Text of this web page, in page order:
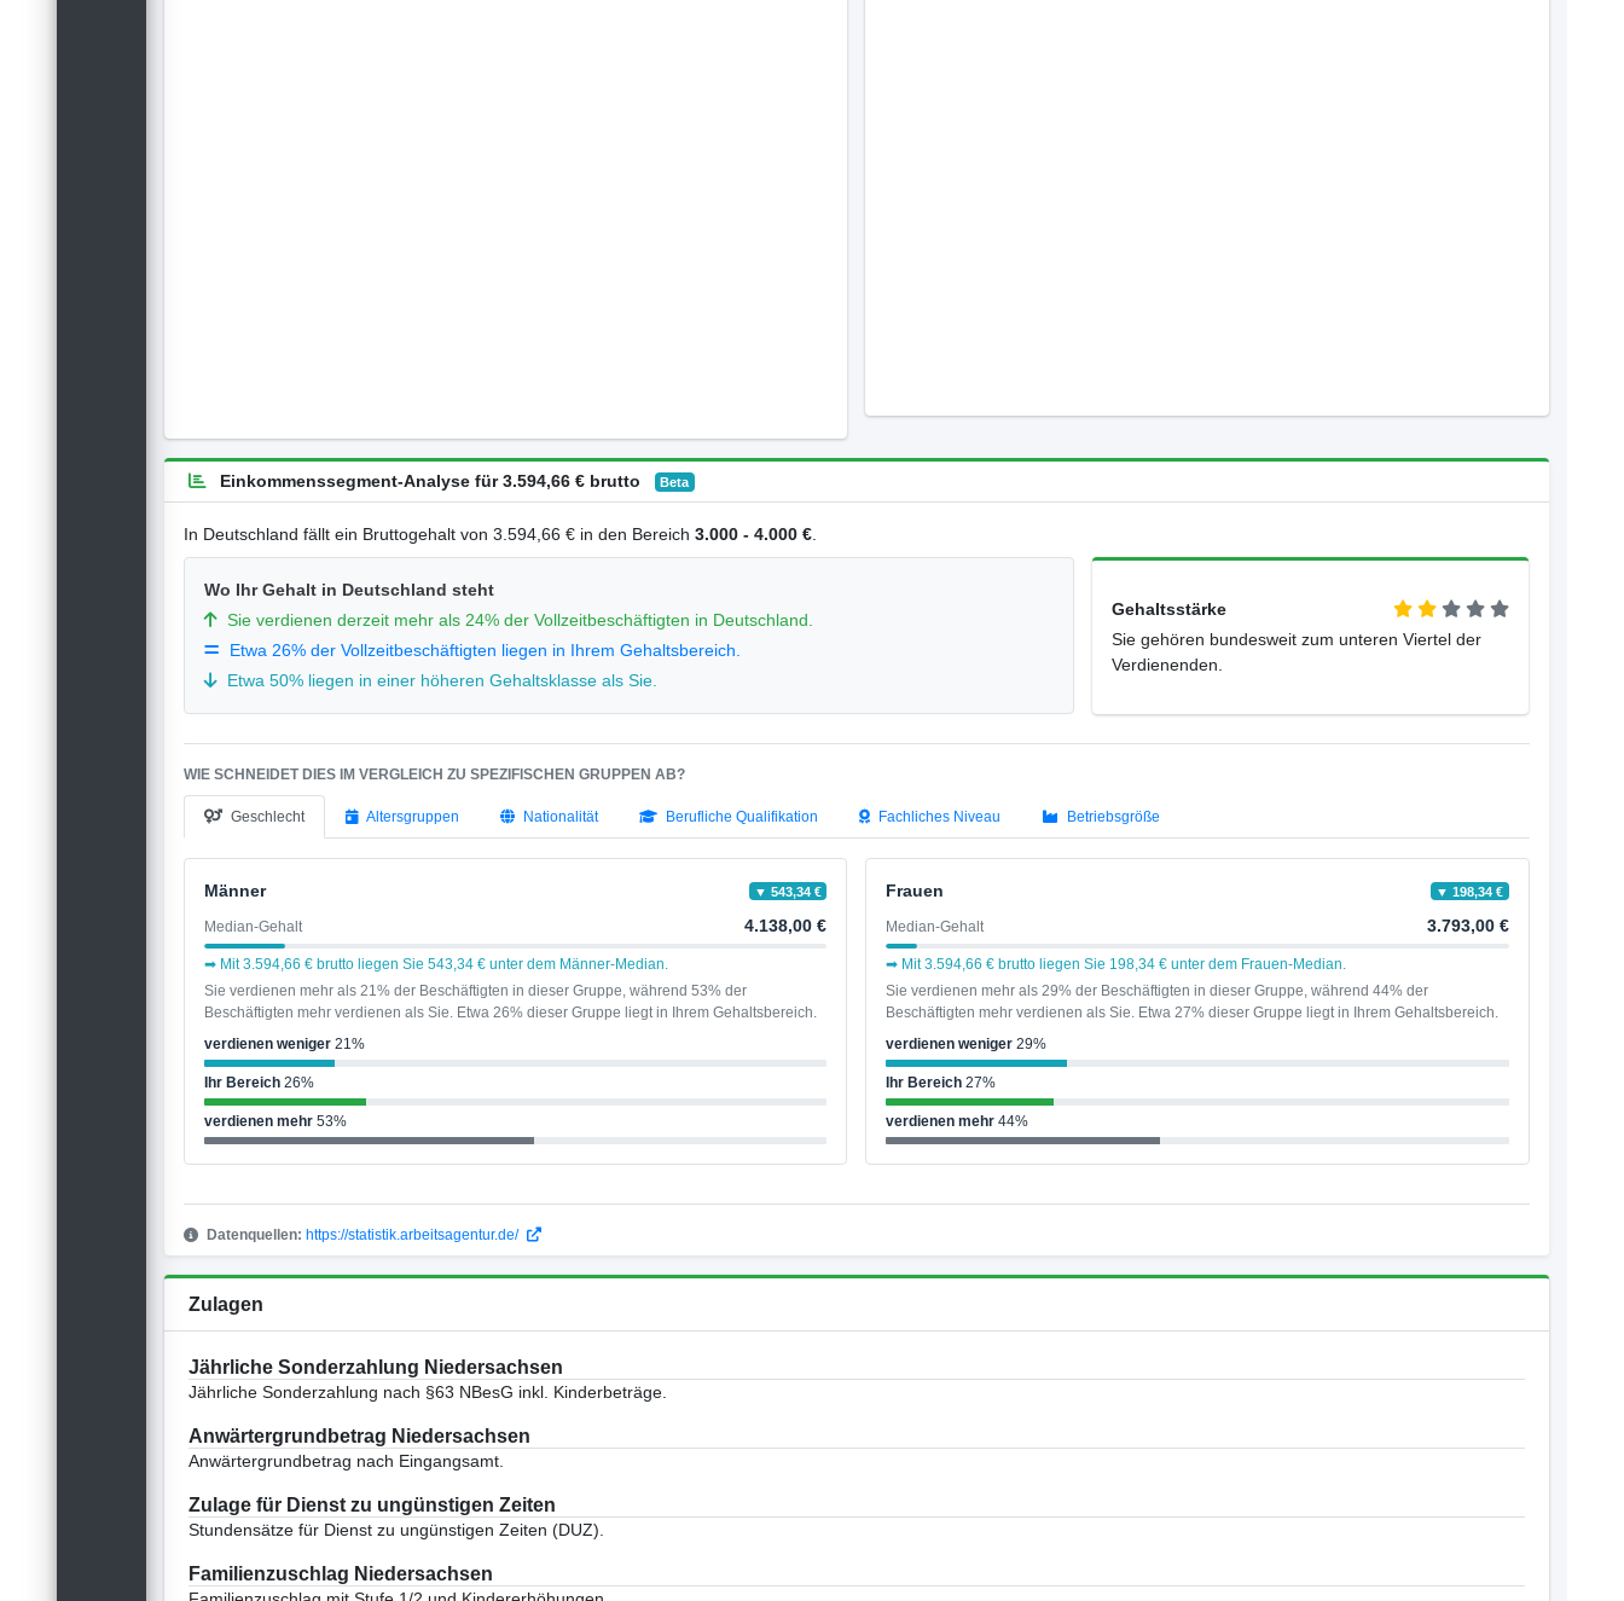
Einkommenssegment-Analyse für 3.594,66 € brutto Beta
In Deutschland fällt ein Bruttogehalt von 3.594,66 € in den Bereich3.000 - 4.000 €
Wo Ihr Gehalt in Deutschland steht
Sie verdienen derzeit mehr als 24% der Vollzeitbeschäftigten in Deutschland.
Etwa 26% der Vollzeitbeschäftigten liegen in Ihrem Gehaltsbereich.
Etwa 50% liegen in einer höheren Gehaltsklasse als Sie.
Gehaltsstärke
Sie gehören bundesweit zum unteren Viertel der
Verdienenden.
WIE SCHNEIDET DIES IM VERGLEICH ZU SPEZIFISCHEN GRUPPEN AB?
Geschlecht Altersgruppen Nationalität Berufliche Qualifikation Fachliches Niveau Betriebsgröße
Männer ▼ 543,34 €
Median-Gehalt 4.138,00 €
➡ Mit 3.594,66 € brutto liegen Sie 543,34 € unter dem Männer-Median.
Sie verdienen mehr als 21% der Beschäftigten in dieser Gruppe, während 53% der
Beschäftigten mehr verdienen als Sie. Etwa 26% dieser Gruppe liegt in Ihrem Gehaltsbereich.
verdienen weniger 21%
Ihr Bereich 26%
verdienen mehr 53%
Frauen ▼ 198,34 €
Median-Gehalt 3.793,00 €
➡ Mit 3.594,66 € brutto liegen Sie 198,34 € unter dem Frauen-Median.
Sie verdienen mehr als 29% der Beschäftigten in dieser Gruppe, während 44% der
Beschäftigten mehr verdienen als Sie. Etwa 27% dieser Gruppe liegt in Ihrem Gehaltsbereich.
verdienen weniger 29%
Ihr Bereich 27%
verdienen mehr 44%
Datenquellen: https://statistik.arbeitsagentur.de/
Zulagen
Jährliche Sonderzahlung Niedersachsen
Jährliche Sonderzahlung nach §63 NBesG inkl. Kinderbeträge.
Anwärtergrundbetrag Niedersachsen
Anwärtergrundbetrag nach Eingangsamt.
Zulage für Dienst zu ungünstigen Zeiten
Stundensätze für Dienst zu ungünstigen Zeiten (DUZ).
Familienzuschlag Niedersachsen